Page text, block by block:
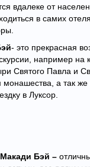
вдалеке от
в самих
- это прекрасная
например на
Святого Павла и
а так же
в Луксор.
Бэй –